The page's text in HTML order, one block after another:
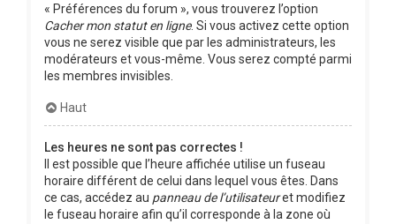
« Préférences du forum », vous trouverez l’option
Cacher mon statut en ligne. Si vous activez cette option
vous ne serez visible que par les administrateurs, les
modérateurs et vous-même. Vous serez compté parmi
les membres invisibles.
Haut
Les heures ne sont pas correctes !
Il est possible que l’heure affichée utilise un fuseau
horaire différent de celui dans lequel vous êtes. Dans
ce cas, accédez au panneau de l’utilisateuret modifiez
le fuseau horaire afin qu’il corresponde à la zone où